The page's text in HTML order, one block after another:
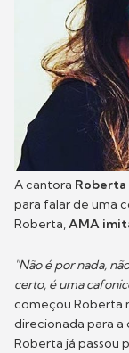
A cantora Roberta
para falar de uma
Roberta,AMA
"Não é por nada,
certo, é uma
começou Roberta
direcionada para a
Roberta já passou